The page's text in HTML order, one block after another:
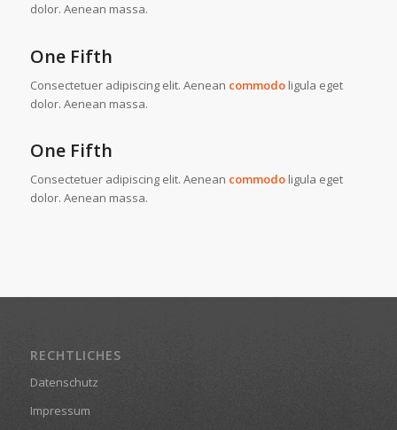
dolor. Aenean massa.
One Fifth
Consectetuer adipiscing elit. Aenean commodoligula eget
dolor. Aenean massa.
One Fifth
Consectetuer adipiscing elit. Aenean commodoligula eget
dolor. Aenean massa.
RECHTLICHES
Datenschutz
Impressum